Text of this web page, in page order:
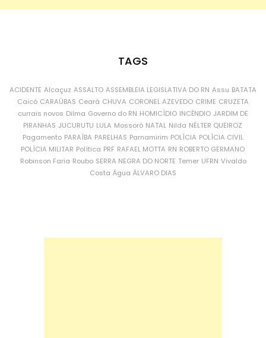
TAGS
ACIDENTE Alcaçuz ASSALTO ASSEMBLEIA LEGISLATIVA DO RN Assu BATATA
Caicó CARAÚBAS Ceará CHUVA CORONEL AZEVEDO CRIME CRUZETA
currais novos Dilma Governo do RN HOMICÍDIO INCÊNDIO JARDIM DE
PIRANHAS JUCURUTU LULA Mossoró NATAL Nilda NÉLTER QUEIROZ
Pagamento PARAÍBA PARELHAS Parnamirim POLÍCIA POLÍCIA CIVIL
POLÍCIA MILITAR Política PRF RAFAEL MOTTA RN ROBERTO GERMANO
Robinson Faria Roubo SERRA NEGRA DO NORTE Temer UFRN Vivaldo
Costa Água ÁLVARO DIAS